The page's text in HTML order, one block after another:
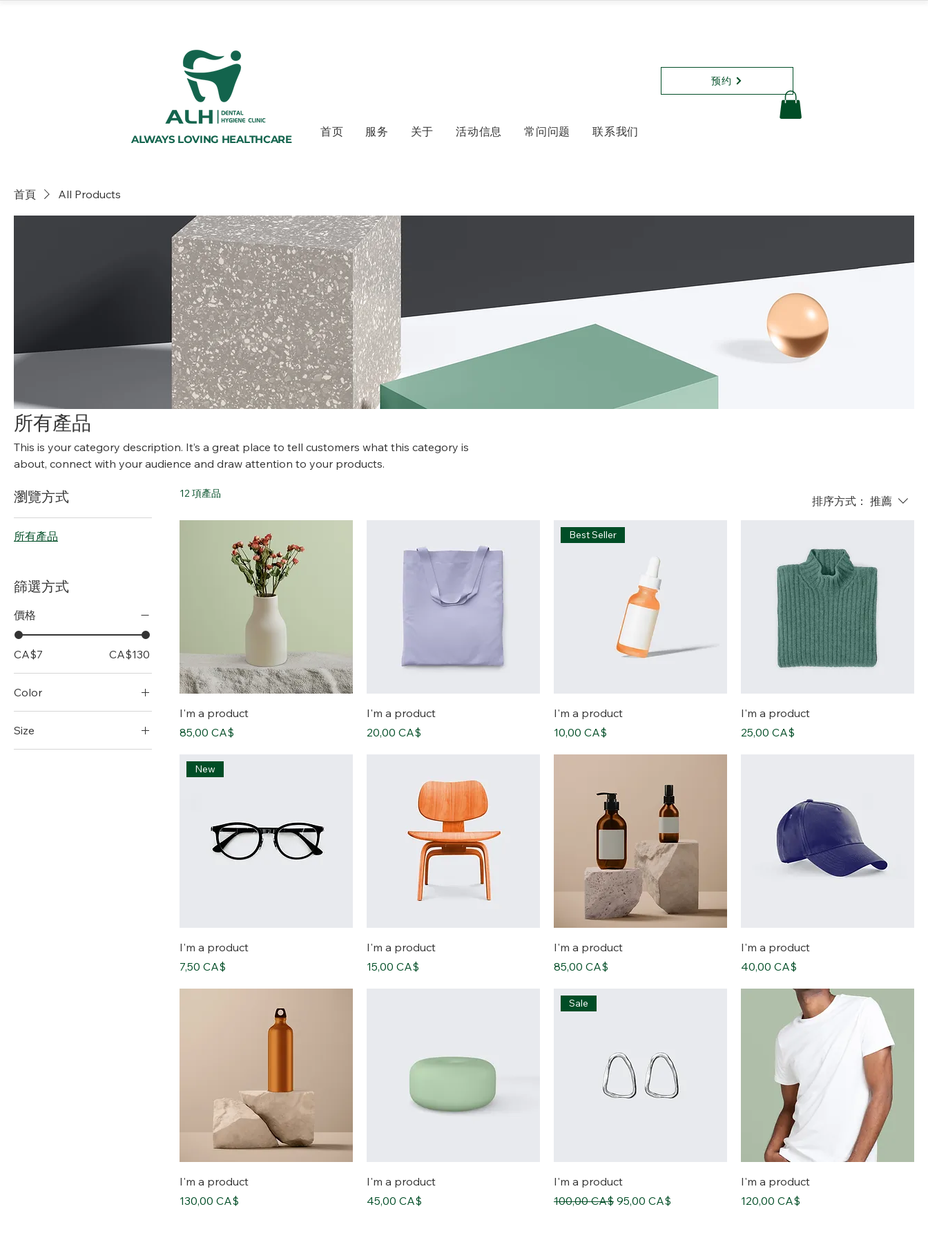
ALWAYS LOVING HEALTHCARE
首页 服务 关于 活动信息 常问问题 联系我们
预约
首頁 All Products
所有產品
This is your category description. It’s a great place to tell customers what this category is
about, connect with your audience and draw attention to your products.
瀏覽方式
所有產品
篩選方式
價格
CA$7 CA$130
Color
Size
12 項產品
排序方式： 推薦
I'm a product
價格
85,00 CA$
I'm a product
價格
20,00 CA$
Best Seller
I'm a product
價格
10,00 CA$
I'm a product
價格
25,00 CA$
New
I'm a product
價格
7,50 CA$
I'm a product
價格
15,00 CA$
I'm a product
價格
85,00 CA$
I'm a product
價格
40,00 CA$
I'm a product
價格
130,00 CA$
I'm a product
價格
45,00 CA$
Sale
I'm a product
一般價格
100,00 CA$ 促銷價格
95,00 CA$
I'm a product
價格
120,00 CA$